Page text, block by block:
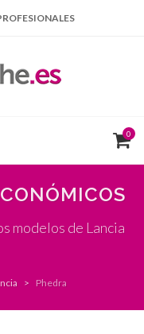
0
modelos de Lancia
Phedra